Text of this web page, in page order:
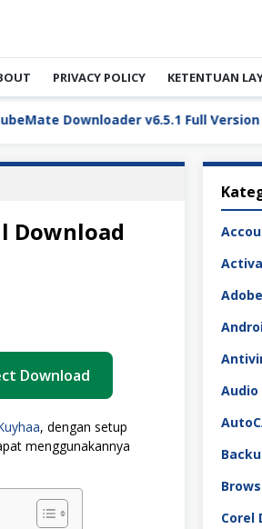
PRIVACY POLICY KETENTUAN
v6.5.1 Full Version Download
Download
Download
, dengan setup
menggunakannya
Adobe
Audio
Corel